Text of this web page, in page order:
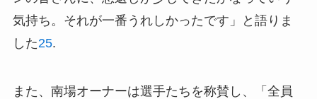
気持ち。それが一番うれしかったです」と語りま
した25.
また、南場オーナーは選手たちを称賛し、「全員